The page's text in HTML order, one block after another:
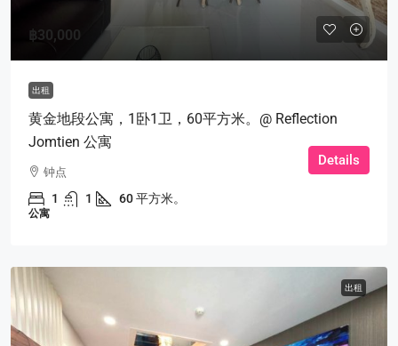
฿30,000
出租
黄金地段公寓，1卧1卫，60平方米。@ Reflection
Jomtien 公寓
钟点
1 1 60 平方米。
公寓
Details
出租